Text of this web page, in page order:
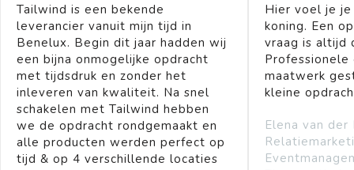
Tailwind is een bekende
leverancier vanuit mijn tijd in
Benelux. Begin dit jaar hadden wij
een bijna onmogelijke opdracht
met tijdsdruk en zonder het
inleveren van kwaliteit. Na snel
schakelen met Tailwind hebben
we de opdracht rondgemaakt en
alle producten werden perfect op
tijd & op 4 verschillende locaties
Hier voel je
koning. Een
vraag is altijd
Professionele
maatwerk
kleine
Elena van der